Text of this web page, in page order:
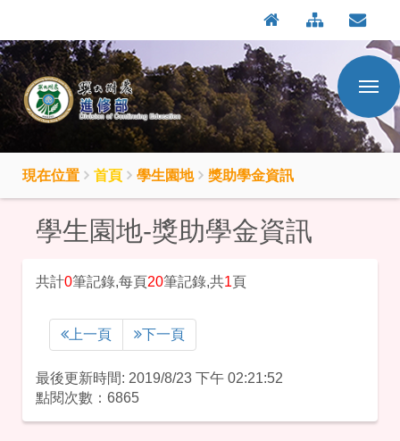
到
主
要
內
區
現在位置 首頁 學生園地 獎助學金資訊
學生園地-獎助學金資訊
共計0筆記錄,每頁20筆記錄,共1頁
上一頁 下一頁
最後更新時間: 2019/8/23 下午 02:21:52
點閱次數：6865